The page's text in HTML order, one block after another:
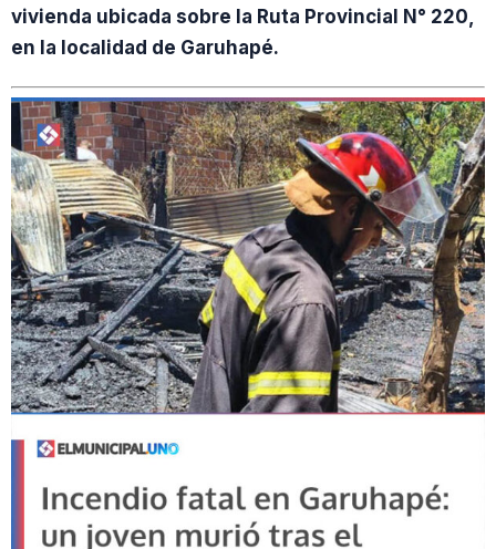
vivienda ubicada sobre la Ruta Provincial N° 220,
en la localidad de Garuhapé.